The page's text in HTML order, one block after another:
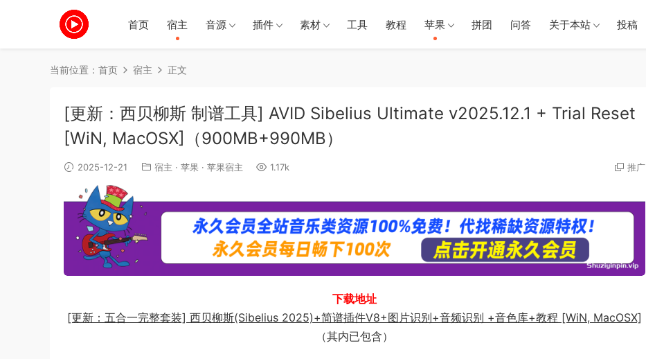
首页 宿主 音源 插件 素材 工具 教程 苹果 拼团 问答 关于本站 投稿
当前位置： 首页 宿主 正文
[更新：西贝柳斯 制谱工具] AVID Sibelius Ultimate v2025.12.1 + Trial Reset
[WiN, MacOSX]（900MB+990MB）
2025-12-21 宿主 · 苹果 · 苹果宿主 1.17k 推广
下载地址
[更新：五合一完整套装] 西贝柳斯(Sibelius 2025)+简谱插件V8+图片识别+音频识别 +音色库+教程 [WiN, MacOSX]
（其内已包含）